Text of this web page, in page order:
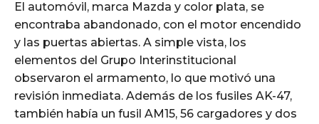
El automóvil, marca Mazda y color plata, se
encontraba abandonado, con el motor encendido
y las puertas abiertas. A simple vista, los
elementos del Grupo Interinstitucional
observaron el armamento, lo que motivó una
revisión inmediata. Además de los fusiles AK-47,
también había un fusil AM15, 56 cargadores y dos